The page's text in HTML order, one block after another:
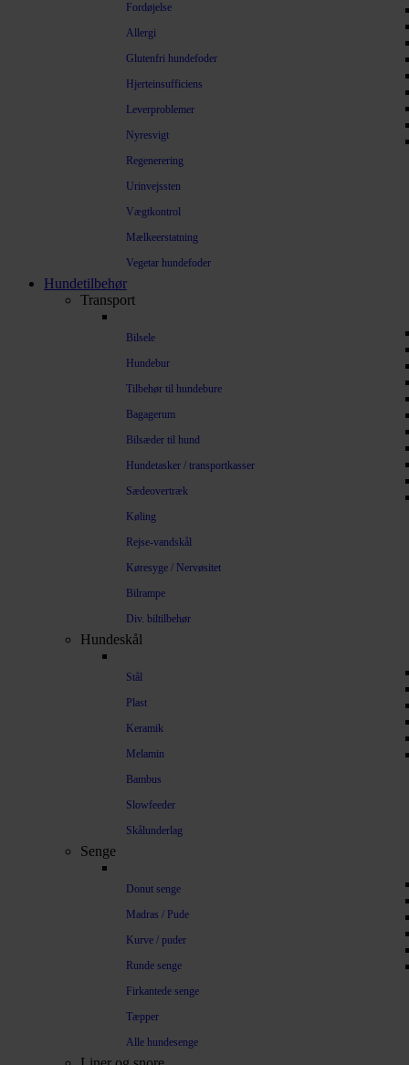
Fordøjelse
Allergi
Glutenfri hundefoder
Hjerteinsufficiens
Leverproblemer
Nyresvigt
Regenerering
Urinvejssten
Vægtkontrol
Mælkeerstatning
Vegetar hundefoder
Hundetilbehør
Transport
Bilsele
Hundebur
Tilbehør til hundebure
Bagagerum
Bilsæder til hund
Hundetasker / transportkasser
Sædeovertræk
Køling
Rejse-vandskål
Køresyge / Nervøsitet
Bilrampe
Div. biltilbehør
Hundeskål
Stål
Plast
Keramik
Melamin
Bambus
Slowfeeder
Skålunderlag
Senge
Donut senge
Madras / Pude
Kurve / puder
Runde senge
Firkantede senge
Tæpper
Alle hundesenge